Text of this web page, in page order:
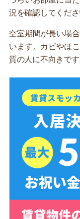
況を確認してくださ
空室期間が長い場
います。カビやほ
質の人に不向きです